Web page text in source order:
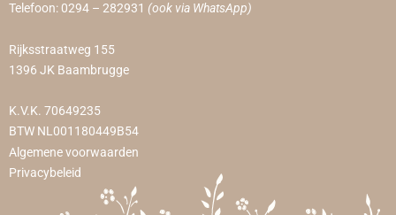
Telefoon: 0294 – 282931 (ook via WhatsApp)
Rijksstraatweg 155
1396 JK Baambrugge
K.V.K. 70649235
BTW NL001180449B54
Algemene voorwaarden
Privacybeleid